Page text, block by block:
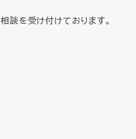
談を受け付けております。